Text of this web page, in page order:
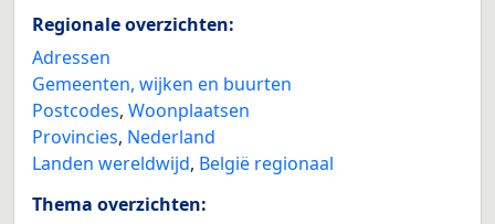
Regionale overzichten:
Adressen
Gemeenten, wijken en buurten
Postcodes, Woonplaatsen
Provincies, Nederland
Landen wereldwijd, België regionaal
Thema overzichten: